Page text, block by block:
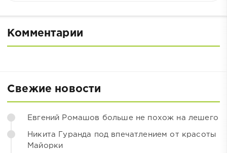
Комментарии
Свежие новости
Евгений Ромашов больше не похож на лешего
Никита Гуранда под впечатлением от красоты
Майорки